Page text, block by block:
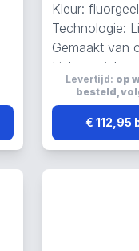
Kleur:
Technologie:
Gemaakt van
Lichtgewicht,
ademend
Levertijd: op
besteld,
€ 112,95